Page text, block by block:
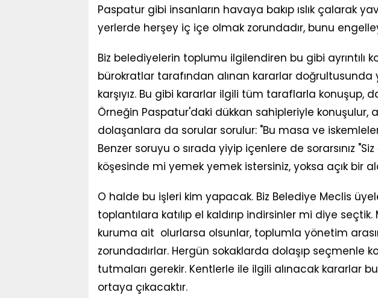
Paspatur gibi insanların havaya bakıp ıslık çalarak
yerlerde herşey iç içe olmak zorundadır, bunu
Biz belediyelerin toplumu ilgilendiren bu gibi ayrıntılı
bürokratlar tarafından alınan kararlar doğrultusunda
karşıyız. Bu gibi kararlar ilgili tüm taraflarla konuşup,
Örneğin Paspatur'daki dükkan sahipleriyle konuşulur,
dolaşanlara da sorular sorulur: "Bu masa ve
Benzer soruyu o sırada yiyip içenlere de sorarsınız
köşesinde mi yemek yemek istersiniz, yoksa açık bir
O halde bu işleri kim yapacak. Biz Belediye Meclis
toplantılara katılıp el kaldırıp indirsinler mi diye
kuruma ait olurlarsa olsunlar, toplumla yönetim
zorundadırlar. Hergün sokaklarda dolaşıp seçmenle
tutmaları gerekir. Kentlerle ile ilgili alınacak kararlar
ortaya çıkacaktır.